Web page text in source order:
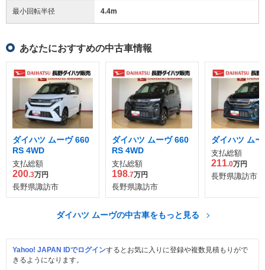
最小回転半径 4.4m
あなたにおすすめの中古車情報
ダイハツ ムーヴ 660
RS 4WD
支払総額
200.3万円
長野県諏訪市
ダイハツ ムーヴ 660
RS 4WD
支払総額
198.7万円
長野県諏訪市
ダイハツ ム
支払総額
211.0万円
長野県諏訪市
ダイハツ ムーヴの中古車をもっと見る
Yahoo! JAPAN IDでログインするとお気に入りに登録や複数見積もりがで
きるようになります。